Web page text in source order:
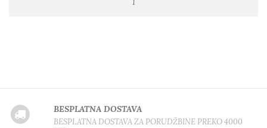
1
BESPLATNA DOSTAVA
BESPLATNA DOSTAVA ZA PORUDŽBINE PREKO 4000